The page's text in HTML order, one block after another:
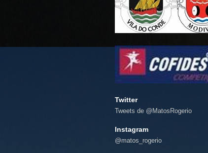
Twitter
Tweets de @MatosRogerio
Instagram
@matos_rogerio